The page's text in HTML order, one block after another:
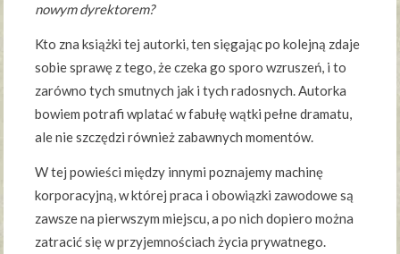
nowym dyrektorem?
Kto zna książki tej autorki, ten sięgając po kolejną zdaje
sobie sprawę z tego, że czeka go sporo wzruszeń, i to
zarówno tych smutnych jak i tych radosnych. Autorka
bowiem potrafi wplatać w fabułę wątki pełne dramatu,
ale nie szczędzi również zabawnych momentów.
W tej powieści między innymi poznajemy machinę
korporacyjną, w której praca i obowiązki zawodowe są
zawsze na pierwszym miejscu, a po nich dopiero można
zatracić się w przyjemnościach życia prywatnego.